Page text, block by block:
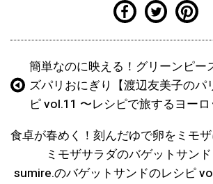
簡単なのに映える！グリーンピー
ズパリおにぎり【渡辺友美子のパ
ピ vol.11 〜レシピで旅するヨーロ
食卓が春めく！刻んだゆで卵をミモザ
ミモザサラダのバゲットサン
sumire.のバゲットサンドのレシピ